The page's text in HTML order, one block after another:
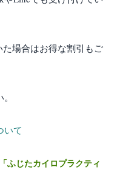
た場合はお得な割引もご
いて
ふじたカイロプラクティ